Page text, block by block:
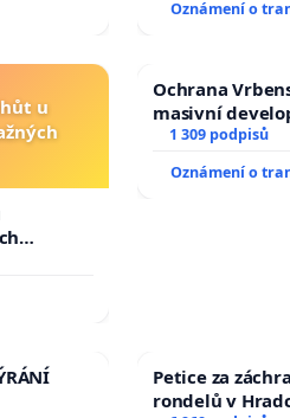
Oznámení o
u
Ochrana
masivní
1 309 podpisů
Oznámení o
Petice za
rondelů v